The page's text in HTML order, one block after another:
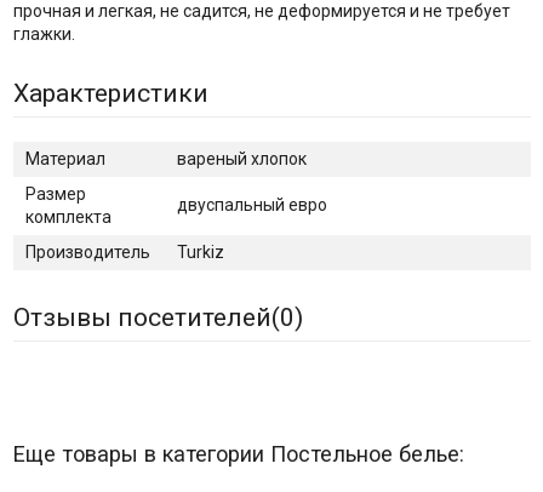
прочная и легкая, не садится, не деформируется и не требует
глажки.
Характеристики
Материал
вареный хлопок
Размер
комплекта
двуспальный евро
Производитель Turkiz
Отзывы посетителей(0)
Еще товары в категории Постельное белье: